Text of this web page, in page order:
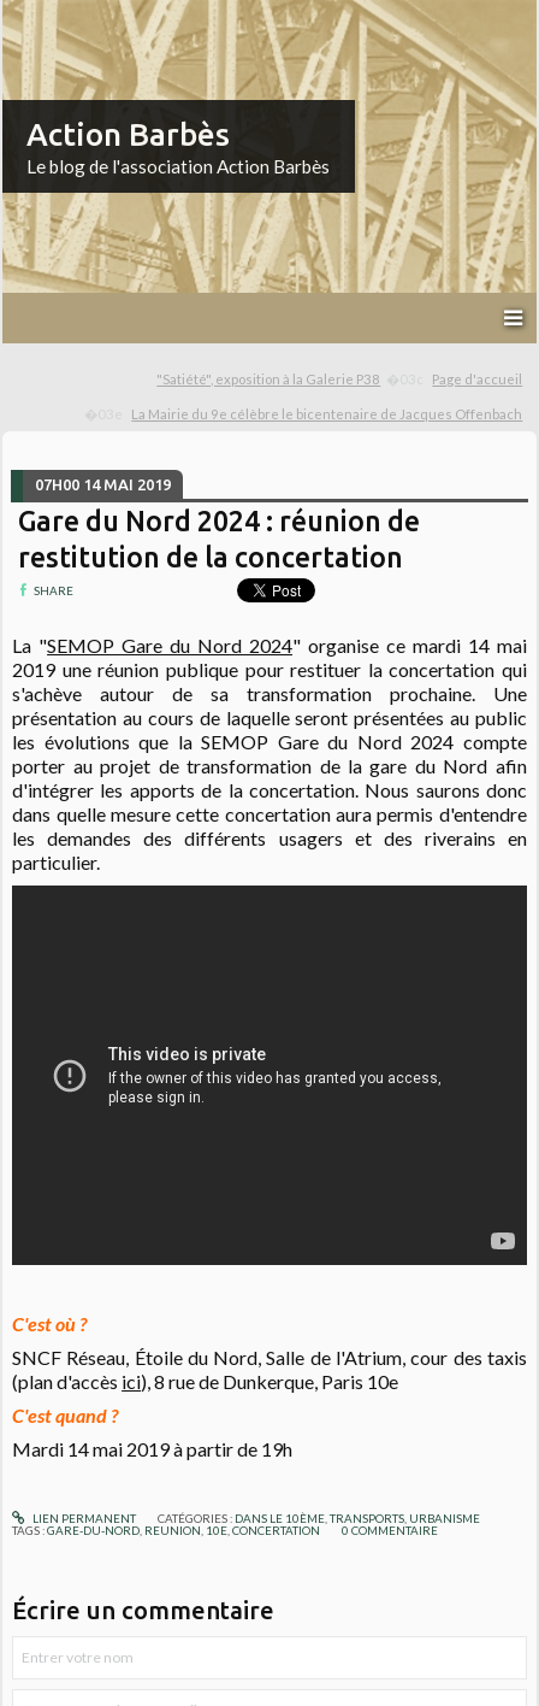
Action Barbès
Le blog de l'association Action Barbès
"Satiété", exposition à la Galerie P38 Page d'accueil
La Mairie du 9e célèbre le bicentenaire de Jacques Offenbach
07H00 14 MAI 2019
Gare du Nord 2024 : réunion de
restitution de la concertation
SHARE
La "SEMOP Gare du Nord 2024" organise ce mardi 14 mai
2019 une réunion publique pour restituer la concertation qui
s'achève autour de sa transformation prochaine. Une
présentation au cours de laquelle seront présentées au public
les évolutions que la SEMOP Gare du Nord 2024 compte
porter au projet de transformation de la gare du Nord afin
d'intégrer les apports de la concertation. Nous saurons donc
dans quelle mesure cette concertation aura permis d'entendre
les demandes des différents usagers et des riverains en
particulier.
C'est où ?
SNCF Réseau, Étoile du Nord, Salle de l'Atrium, cour des taxis
(plan d'accès ici), 8 rue de Dunkerque, Paris 10e
C'est quand ?
Mardi 14 mai 2019 à partir de 19h
LIEN PERMANENT CATÉGORIES : DANS LE 10ÈME,TRANSPORTS, URBANISME
TAGS :GARE-DU-NORD REUNION 10E ,CONCERTATION 0 COMMENTAIRE
Écrire un commentaire